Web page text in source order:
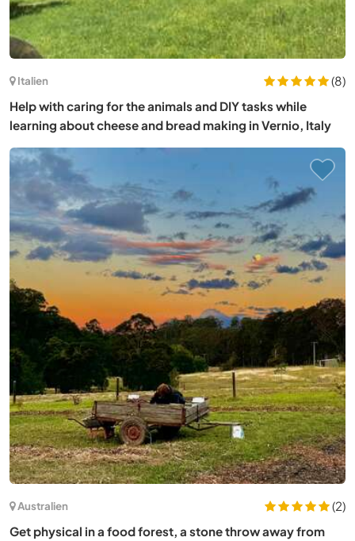
Italien
(8)
Help with caring for the animals and DIY tasks while
learning about cheese and bread making in Vernio, Italy
Australien
(2)
Get physical in a food forest, a stone throw away from